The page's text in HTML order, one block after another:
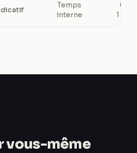
Temps
interne
1 500
vous-même